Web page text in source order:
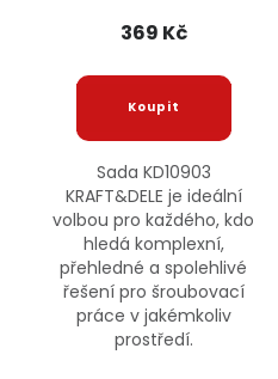
369 Kč
Sada KD10903
KRAFT&DELE je ideální
volbou pro každého, kdo
hledá komplexní,
přehledné a spolehlivé
řešení pro šroubovací
práce v jakémkoliv
prostředí.